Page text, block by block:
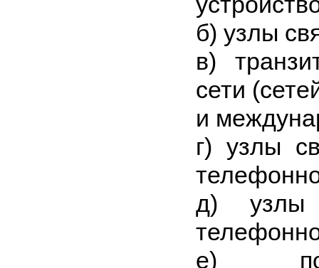
б) узлы
в)
сети
и
г) узлы
д) узлы
е)